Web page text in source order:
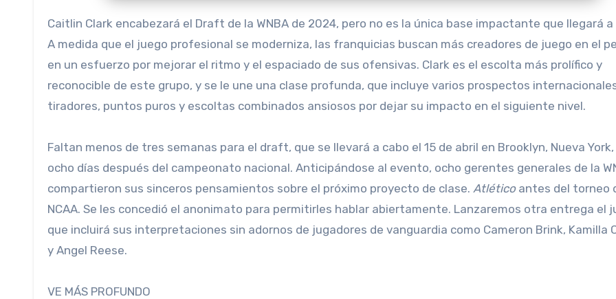
Caitlin Clark encabezará el Draft de la WNBA de 2024, pero no es la única base impactante que llegará a la liga.
A medida que el juego profesional se moderniza, las franquicias buscan más creadores de juego en el
en un esfuerzo por mejorar el ritmo y el espaciado de sus ofensivas. Clark es el escolta más prolífico y
reconocible de este grupo, y se le une una clase profunda, que incluye varios prospectos
tiradores, puntos puros y escoltas combinados ansiosos por dejar su impacto en el siguiente nivel.
Faltan menos de tres semanas para el draft, que se llevará a cabo el 15 de abril en Brooklyn, Nueva
ocho días después del campeonato nacional. Anticipándose al evento, ocho gerentes generales de la
compartieron sus sinceros pensamientos sobre el próximo proyecto de clase. Atléticoantes del torneo
NCAA. Se les concedió el anonimato para permitirles hablar abiertamente. Lanzaremos otra entrega el
que incluirá sus interpretaciones sin adornos de jugadores de vanguardia como Cameron Brink, Kamilla
y Angel Reese.
VE MÁS PROFUNDO